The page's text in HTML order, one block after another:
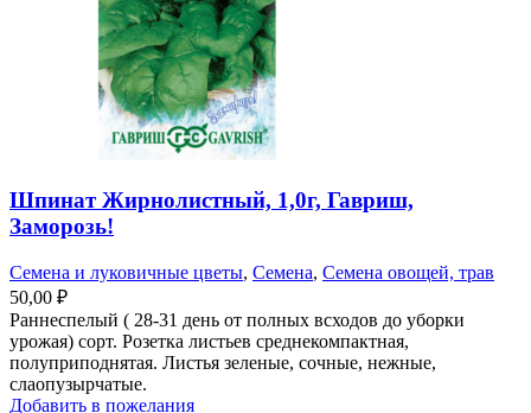
Шпинат Жирнолистный, 1,0г, Гавриш,
Заморозь!
Семена и луковичные цветы, Семена, Семена овощей, трав
50,00 ₽
Раннеспелый ( 28-31 день от полных всходов до уборки
урожая) сорт. Розетка листьев среднекомпактная,
полуприподнятая. Листья зеленые, сочные, нежные,
слаопузырчатые.
Добавить в пожелания